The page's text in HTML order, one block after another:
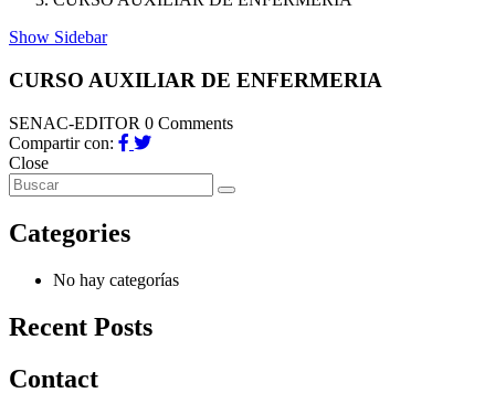
Show Sidebar
CURSO AUXILIAR DE ENFERMERIA
SENAC-EDITOR 0 Comments
Compartir con:
Close
Categories
No hay categorías
Recent Posts
Contact